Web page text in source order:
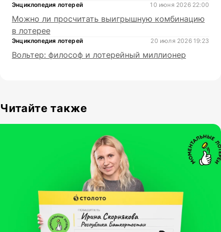
Энциклопедия лотерей 10 июня 2026 22:00
Можно ли просчитать выигрышную комбинацию
в лотерее
Энциклопедия лотерей 20 июля 2026 19:23
Вольтер: философ и лотерейный миллионер
Читайте также